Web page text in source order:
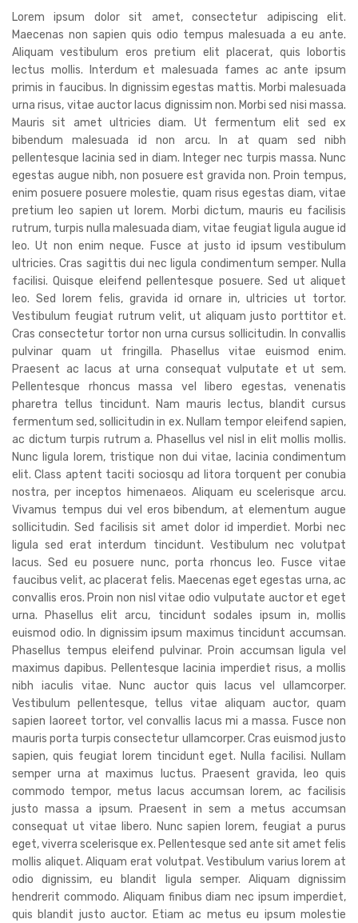
Lorem ipsum dolor sit amet, consectetur adipiscing elit.
Maecenas non sapien quis odio tempus malesuada a eu ante.
Aliquam vestibulum eros pretium elit placerat, quis lobortis
lectus mollis. Interdum et malesuada fames ac ante ipsum
primis in faucibus. In dignissim egestas mattis. Morbi malesuada
urna risus, vitae auctor lacus dignissim non. Morbi sed nisi massa.
Mauris sit amet ultricies diam. Ut fermentum elit sed ex
bibendum malesuada id non arcu. In at quam sed nibh
pellentesque lacinia sed in diam. Integer nec turpis massa. Nunc
egestas augue nibh, non posuere est gravida non. Proin tempus,
enim posuere posuere molestie, quam risus egestas diam, vitae
pretium leo sapien ut lorem. Morbi dictum, mauris eu facilisis
rutrum, turpis nulla malesuada diam, vitae feugiat ligula augue id
leo. Ut non enim neque. Fusce at justo id ipsum vestibulum
ultricies. Cras sagittis dui nec ligula condimentum semper. Nulla
facilisi. Quisque eleifend pellentesque posuere. Sed ut aliquet
leo. Sed lorem felis, gravida id ornare in, ultricies ut tortor.
Vestibulum feugiat rutrum velit, ut aliquam justo porttitor et.
Cras consectetur tortor non urna cursus sollicitudin. In convallis
pulvinar quam ut fringilla. Phasellus vitae euismod enim.
Praesent ac lacus at urna consequat vulputate et ut sem.
Pellentesque rhoncus massa vel libero egestas, venenatis
pharetra tellus tincidunt. Nam mauris lectus, blandit cursus
fermentum sed, sollicitudin in ex. Nullam tempor eleifend sapien,
ac dictum turpis rutrum a. Phasellus vel nisl in elit mollis mollis.
Nunc ligula lorem, tristique non dui vitae, lacinia condimentum
elit. Class aptent taciti sociosqu ad litora torquent per conubia
nostra, per inceptos himenaeos. Aliquam eu scelerisque arcu.
Vivamus tempus dui vel eros bibendum, at elementum augue
sollicitudin. Sed facilisis sit amet dolor id imperdiet. Morbi nec
ligula sed erat interdum tincidunt. Vestibulum nec volutpat
lacus. Sed eu posuere nunc, porta rhoncus leo. Fusce vitae
faucibus velit, ac placerat felis. Maecenas eget egestas urna, ac
convallis eros. Proin non nisl vitae odio vulputate auctor et eget
urna. Phasellus elit arcu, tincidunt sodales ipsum in, mollis
euismod odio. In dignissim ipsum maximus tincidunt accumsan.
Phasellus tempus eleifend pulvinar. Proin accumsan ligula vel
maximus dapibus. Pellentesque lacinia imperdiet risus, a mollis
nibh iaculis vitae. Nunc auctor quis lacus vel ullamcorper.
Vestibulum pellentesque, tellus vitae aliquam auctor, quam
sapien laoreet tortor, vel convallis lacus mi a massa. Fusce non
mauris porta turpis consectetur ullamcorper. Cras euismod justo
sapien, quis feugiat lorem tincidunt eget. Nulla facilisi. Nullam
semper urna at maximus luctus. Praesent gravida, leo quis
commodo tempor, metus lacus accumsan lorem, ac facilisis
justo massa a ipsum. Praesent in sem a metus accumsan
consequat ut vitae libero. Nunc sapien lorem, feugiat a purus
eget, viverra scelerisque ex. Pellentesque sed ante sit amet felis
mollis aliquet. Aliquam erat volutpat. Vestibulum varius lorem at
odio dignissim, eu blandit ligula semper. Aliquam dignissim
hendrerit commodo. Aliquam finibus diam nec ipsum imperdiet,
quis blandit justo auctor. Etiam ac metus eu ipsum molestie